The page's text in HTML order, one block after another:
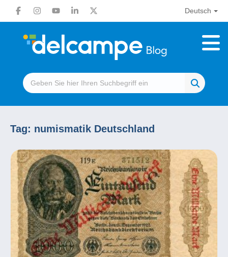
Deutsch
Tag: numismatik Deutschland